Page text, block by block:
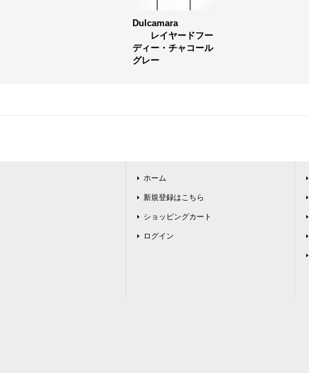
Dulcamara
レイヤードフー
ディー・チャコール
グレー
ホーム
新規登録はこちら
ショッピングカート
ログイン